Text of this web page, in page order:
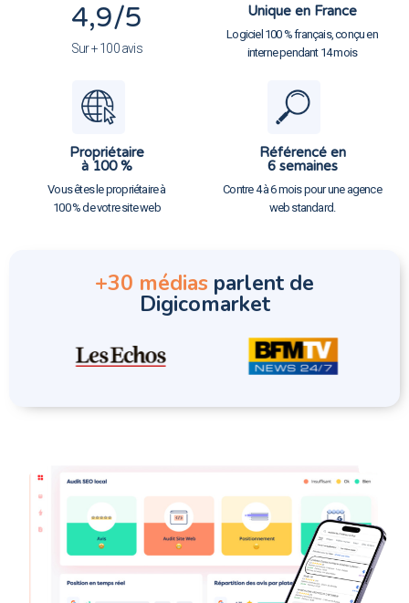
4,9/5
Sur + 100 avis
Unique en France
Logiciel 100 % français, conçu en
interne pendant 14 mois
Propriétaire
à 100 %
Vous êtes le propriétaire à
100 % de votre site web
Référencé en
6 semaines
Contre 4 à 6 mois pour une agence
web standard.
+30 médias parlent de
Digicomarket